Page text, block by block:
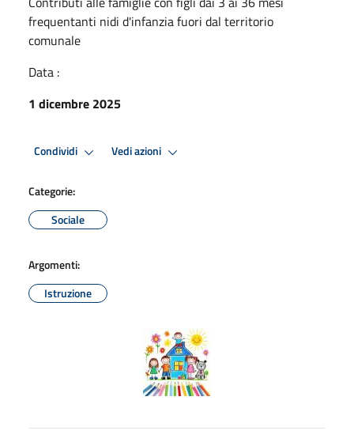
frequentanti nidi d'infanzia fuori dal territorio
comunale
Data :
1 dicembre 2025
Condividi Vedi azioni
Categorie:
Sociale
Argomenti:
Istruzione